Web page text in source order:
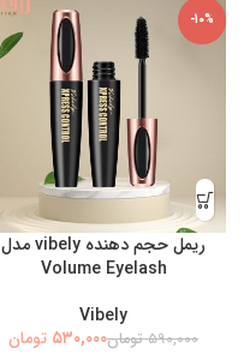
-10%
ریمل حجم دهنده vibely مدل
Volume Eyelash
Vibely
۵۹۰,۰۰۰ تومان۵۳۰,۰۰۰ تومان